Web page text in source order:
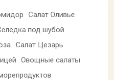
Салат Оливье
под шубой
Салат Цезарь
Овощные салаты